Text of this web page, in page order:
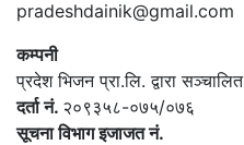
pradeshdainik@gmail.com
कम्पनी
प्रदेश भिजन प्रा.लि. द्वारा सञ्‍चालित
दर्ता नं. २०९३५८-०७५/०७६
सूचना विभाग इजाजत नं.